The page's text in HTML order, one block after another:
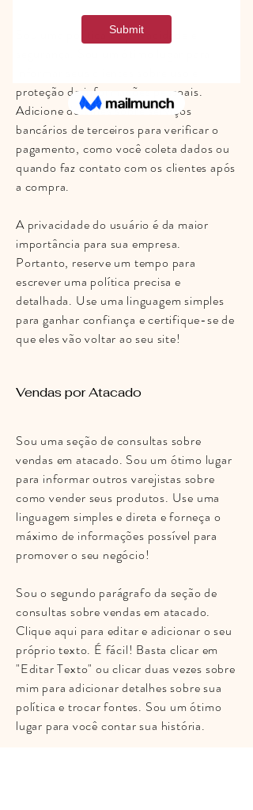
Sou uma política de privacidade e
proteção de informações pessoais.
Adicione detalhes sobre serviços
bancários de terceiros para verificar o
pagamento, como você coleta dados ou
quando faz contato com os clientes após
a compra.
A privacidade do usuário é da maior
importância para sua empresa.
Portanto, reserve um tempo para
escrever uma política precisa e
detalhada. Use uma linguagem simples
para ganhar confiança e certifique-se de
que eles vão voltar ao seu site!
Vendas por Atacado
Sou uma seção de consultas sobre
vendas em atacado. Sou um ótimo lugar
para informar outros varejistas sobre
como vender seus produtos. Use uma
linguagem simples e direta e forneça o
máximo de informações possível para
promover o seu negócio!
Sou o segundo parágrafo da seção de
consultas sobre vendas em atacado.
Clique aqui para editar e adicionar o seu
próprio texto. É fácil! Basta clicar em
"Editar Texto" ou clicar duas vezes sobre
mim para adicionar detalhes sobre sua
política e trocar fontes. Sou um ótimo
lugar para você contar sua história.